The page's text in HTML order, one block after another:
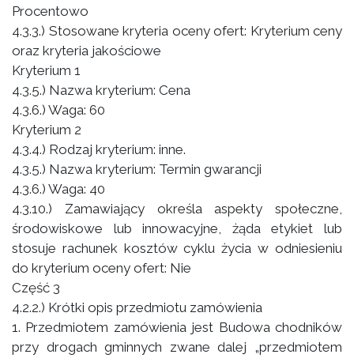
Procentowo
4.3.3.) Stosowane kryteria oceny ofert: Kryterium ceny
oraz kryteria jakościowe
Kryterium 1
4.3.5.) Nazwa kryterium: Cena
4.3.6.) Waga: 60
Kryterium 2
4.3.4.) Rodzaj kryterium: inne.
4.3.5.) Nazwa kryterium: Termin gwarancji
4.3.6.) Waga: 40
4.3.10.) Zamawiający określa aspekty społeczne,
środowiskowe lub innowacyjne, żąda etykiet lub
stosuje rachunek kosztów cyklu życia w odniesieniu
do kryterium oceny ofert: Nie
Część 3
4.2.2.) Krótki opis przedmiotu zamówienia
1. Przedmiotem zamówienia jest Budowa chodników
przy drogach gminnych zwane dalej „przedmiotem